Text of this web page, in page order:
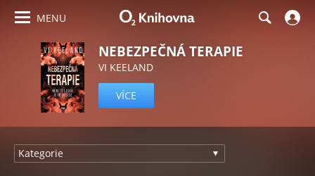
MENU
NEBEZPEČNÁ TERAPIE
VI KEELAND
VÍCE